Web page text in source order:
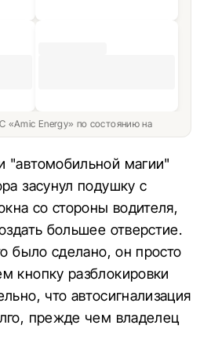
«Amic Energy» по состоянию на
"автомобильной магии"
засунул подушку с
со стороны водителя,
большее отверстие.
было сделано, он просто
кнопку разблокировки
что автосигнализация
прежде чем владелец